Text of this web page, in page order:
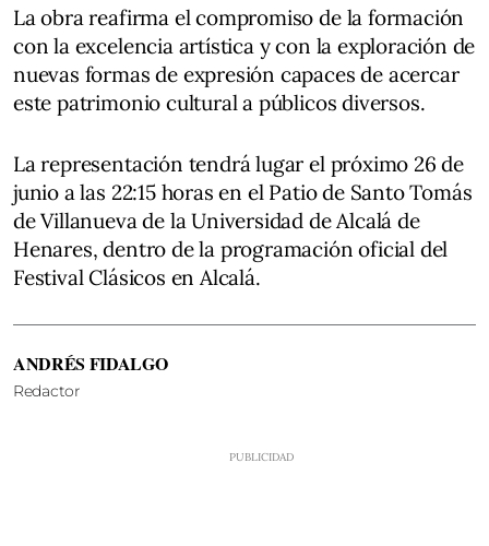
La obra reafirma el compromiso de la formación
con la excelencia artística y con la exploración de
nuevas formas de expresión capaces de acercar
este patrimonio cultural a públicos diversos.
La representación tendrá lugar el próximo 26 de
junio a las 22:15 horas en el Patio de Santo Tomás
de Villanueva de la Universidad de Alcalá de
Henares, dentro de la programación oficial del
Festival Clásicos en Alcalá.
ANDRÉS FIDALGO
Redactor